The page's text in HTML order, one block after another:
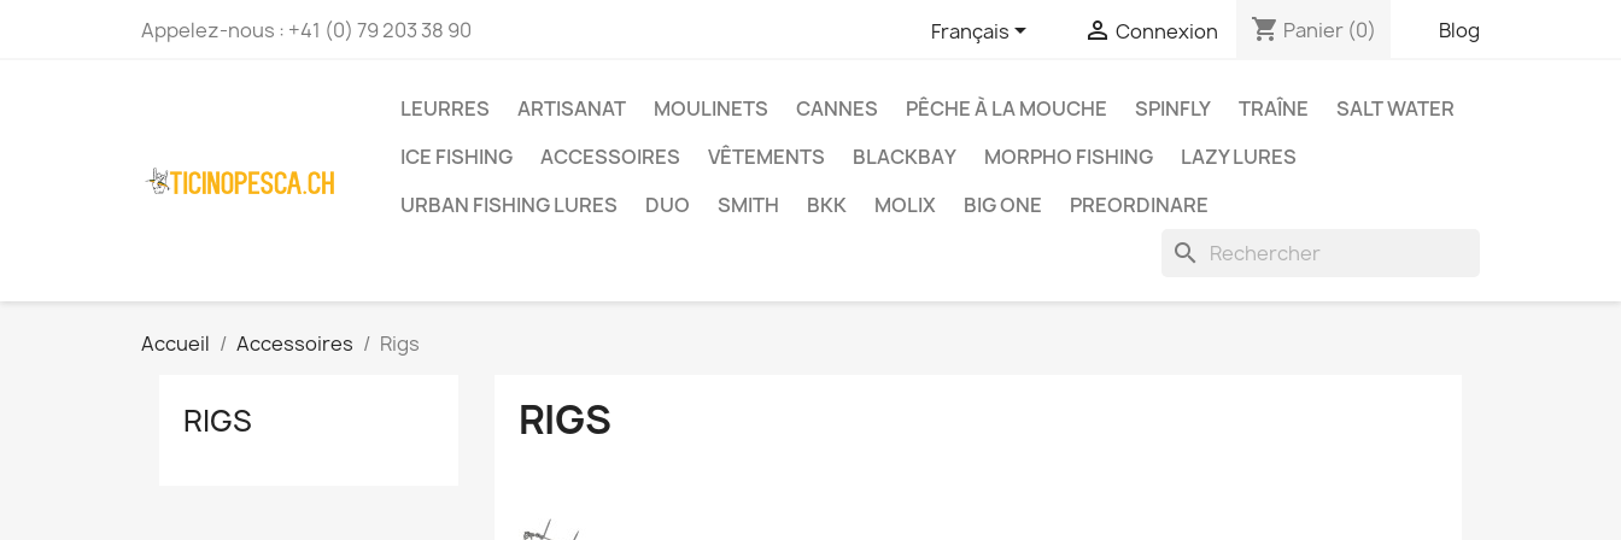
Appelez-nous : +41 (0) 79 203 38 90 Français  Connexion shopping_cart Panier (0) Blog
LEURRES ARTISANAT MOULINETS CANNES PÊCHE À LA MOUCHE SPINFLY TRAÎNE
SALT WATER
ICE FISHING
ACCESSOIRES VÊTEMENTS BLACKBAY MORPHO FISHING
LAZY LURES
URBAN FISHING LURES
DUO SMITH BKK MOLIX BIG ONE PREORDINARE
search
Accueil Accessoires Rigs
RIGS RIGS